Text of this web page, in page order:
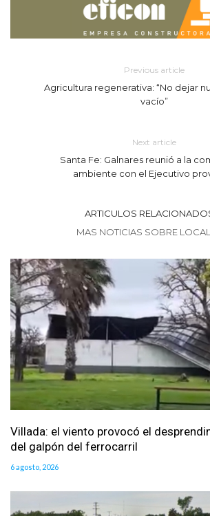
Previous article
Agricultura regenerativa: “No dejar
vacío”
Next article
Santa Fe: Galnares reunió a la
ambiente con el Ejecutivo
ARTICULOS
MAS NOTICIAS SOBRE
Villada: el viento provocó el
del galpón del ferrocarril
6 agosto, 2026